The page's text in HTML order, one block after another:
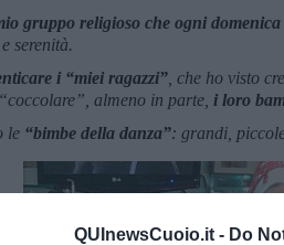
QUInewsCuoio.it - Do
gruppo religioso che ogni
serenità.
i “miei ragazzi” , che ho visto
almeno in parte, i loro
le “bimbe della danza”: grandi,